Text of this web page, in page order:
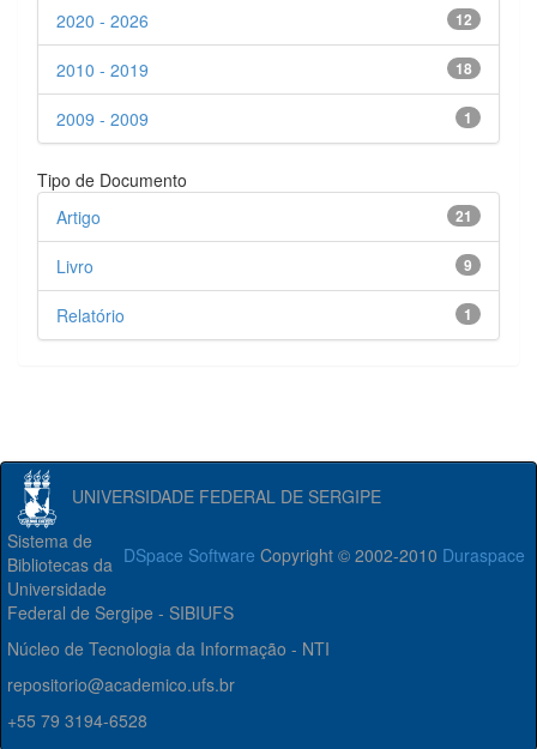
12
2020 - 2026
18
2010 - 2019
1
2009 - 2009
Tipo de Documento
21
Artigo
9
Livro
1
Relatório
UNIVERSIDADE FEDERAL DE SERGIPE
DSpace Software Copyright © 2002-2010 Duraspace
Sistema de
Bibliotecas da
Universidade
Federal de Sergipe - SIBIUFS
Núcleo de Tecnologia da Informação - NTI
repositorio@academico.ufs.br
+55 79 3194-6528